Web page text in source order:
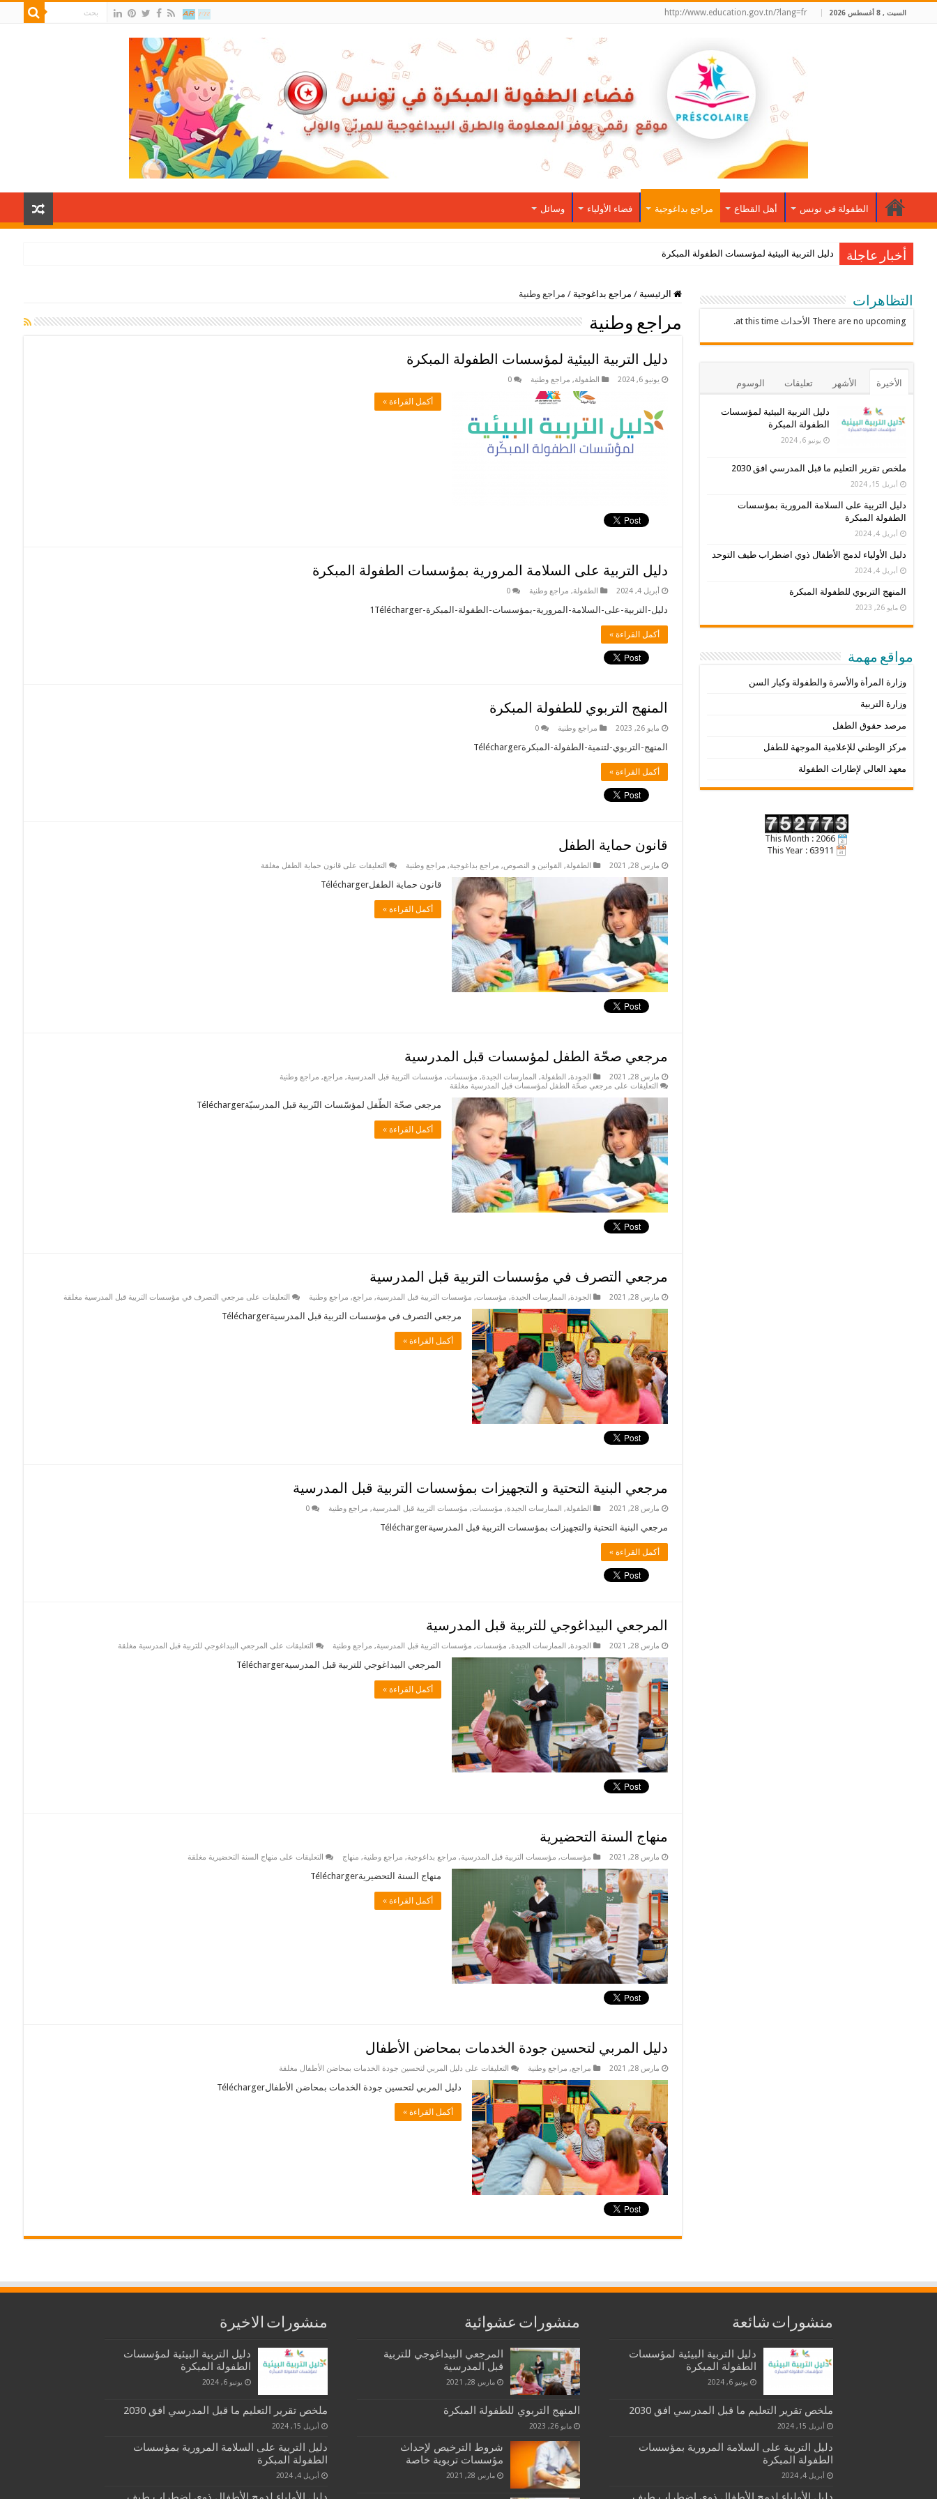
السبت , 8 أغسطس 2026 http://www.education.gov.tn/?lang=fr
الطفولة في تونس أهل القطاع مراجع بداغوجية فضاء الأولياء وسائل
أخبار عاجلة دليل التربية البيئية لمؤسسات الطفولة المبكرة
الرئيسية / مراجع بداغوجية / مراجع وطنية
مراجع وطنية
دليل التربية البيئية لمؤسسات الطفولة المبكرة
يونيو 6, 2024 الطفولة, مراجع وطنية 0
أكمل القراءة »
دليل التربية على السلامة المرورية بمؤسسات الطفولة المبكرة
أبريل 4, 2024 الطفولة, مراجع وطنية 0
دليل-التربية-على-السلامة-المرورية-بمؤسسات-الطفولة-المبكرة-1Télécharger
أكمل القراءة »
المنهج التربوي للطفولة المبكرة
مايو 26, 2023 مراجع وطنية 0
المنهج-التربوي-لتنمية-الطفولة-المبكرةTélécharger
أكمل القراءة »
قانون حماية الطفل
مارس 28, 2021 الطفولة, القوانين و النصوص, مراجع بداغوجية, مراجع وطنية التعليقات على قانون حماية الطفل مغلقة
قانون حماية الطفلTélécharger
أكمل القراءة »
مرجعي صحّة الطفل لمؤسسات قبل المدرسية
مارس 28, 2021 الجودة, الطفولة, الممارسات الجيدة, مؤسسات, مؤسسات التربية قبل المدرسية, مراجع, مراجع وطنية
التعليقات على مرجعي صحّة الطفل لمؤسسات قبل المدرسية مغلقة
مرجعي صحّة الطّفل لمؤسّسات التّربية قبل المدرسيّةTélécharger
أكمل القراءة »
مرجعي التصرف في مؤسسات التربية قبل المدرسية
مارس 28, 2021 الجودة, الممارسات الجيدة, مؤسسات, مؤسسات التربية قبل المدرسية, مراجع, مراجع وطنية التعليقات على مرجعي التصرف في مؤسسات التربية قبل المدرسية مغلقة
مرجعي التصرف في مؤسسات التربية قبل المدرسيةTélécharger
أكمل القراءة »
مرجعي البنية التحتية و التجهيزات بمؤسسات التربية قبل المدرسية
مارس 28, 2021 الطفولة, الممارسات الجيدة, مؤسسات, مؤسسات التربية قبل المدرسية, مراجع وطنية 0
مرجعي البنية التحتية والتجهيزات بمؤسسات التربية قبل المدرسيةTélécharger
أكمل القراءة »
المرجعي البيداغوجي للتربية قبل المدرسية
مارس 28, 2021 الجودة, الممارسات الجيدة, مؤسسات, مؤسسات التربية قبل المدرسية, مراجع وطنية التعليقات على المرجعي البيداغوجي للتربية قبل المدرسية مغلقة
المرجعي البيداغوجي للتربية قبل المدرسيةTélécharger
أكمل القراءة »
منهاج السنة التحضيرية
مارس 28, 2021 مؤسسات, مؤسسات التربية قبل المدرسية, مراجع بداغوجية, مراجع وطنية, منهاج التعليقات على منهاج السنة التحضيرية مغلقة
منهاج السنة التحضيريةTélécharger
أكمل القراءة »
دليل المربي لتحسين جودة الخدمات بمحاضن الأطفال
مارس 28, 2021 مراجع, مراجع وطنية التعليقات على دليل المربي لتحسين جودة الخدمات بمحاضن الأطفال مغلقة
دليل المربي لتحسين جودة الخدمات بمحاضن الأطفالTélécharger
أكمل القراءة »
التظاهرات
There are no upcoming الأحداث at this time.
الأخيرة الأشهر تعليقات الوسوم
دليل التربية البيئية لمؤسسات
الطفولة المبكرة
يونيو 6, 2024
ملخص تقرير التعليم ما قبل المدرسي افق 2030
أبريل 15, 2024
دليل التربية على السلامة المرورية بمؤسسات
الطفولة المبكرة
أبريل 4, 2024
دليل الأولياء لدمج الأطفال ذوي اضطراب طيف التوحد
أبريل 4, 2024
المنهج التربوي للطفولة المبكرة
مايو 26, 2023
مواقع مهمة
وزارة المرأة والأسرة والطفولة وكبار السن
وزارة التربية
مرصد حقوق الطفل
مركز الوطني للإعلامية الموجهة للطفل
معهد العالي لإطارات الطفولة
منشورات شائعة
دليل التربية البيئية لمؤسسات
الطفولة المبكرة
يونيو 6, 2024
ملخص تقرير التعليم ما قبل المدرسي افق 2030
أبريل 15, 2024
دليل التربية على السلامة المرورية بمؤسسات
الطفولة المبكرة
أبريل 4, 2024
منشورات عشوائية
المرجعي البيداغوجي للتربية
قبل المدرسية
مارس 28, 2021
المنهج التربوي للطفولة المبكرة
مايو 26, 2023
شروط الترخيص لإحداث
مؤسسات تربوية خاصة
مارس 28, 2021
منشورات الاخيرة
دليل التربية البيئية لمؤسسات
الطفولة المبكرة
يونيو 6, 2024
ملخص تقرير التعليم ما قبل المدرسي افق 2030
أبريل 15, 2024
دليل التربية على السلامة المرورية بمؤسسات
الطفولة المبكرة
أبريل 4, 2024